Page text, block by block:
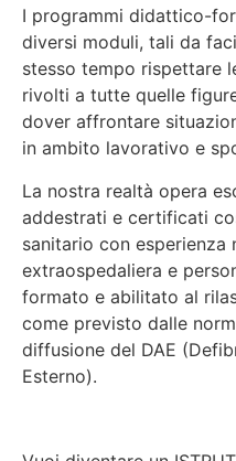
I programmi didattico-
diversi moduli, tali da
stesso tempo rispettare
rivolti a tutte quelle
dover affrontare
in ambito lavorativo e
La nostra realtà opera
addestrati e certificati
sanitario con esperienza
extraospedaliera e
formato e abilitato al
come previsto dalle
diffusione del DAE
Esterno).